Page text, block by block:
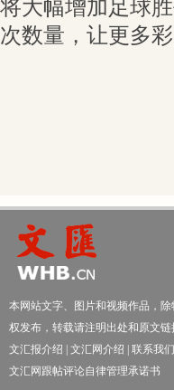
将大幅增加足球
次数量，让更多
本网站文字、图片和视频作品，
权发布，转载请注明出处和原文链
文汇报介绍
文汇网介绍
联系我们
文汇网跟帖评论自律管理承诺书